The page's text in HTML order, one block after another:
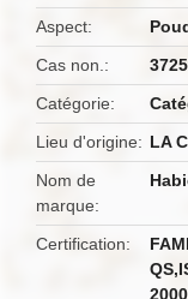
Aspect
Cas non.
Catégorie
Lieu d'origine
LA
Nom de
marque
Certification